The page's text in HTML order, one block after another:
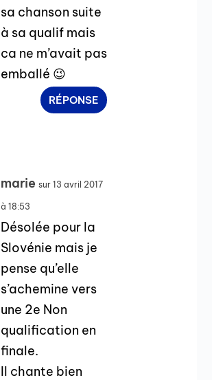
sa chanson suite
à sa qualif mais
ca ne m’avait pas
emballé 😉
RÉPONSE
marie sur 13 avril 2017
à 18:53
Désolée pour la
Slovénie mais je
pense qu’elle
s’achemine vers
une 2e Non
qualification en
finale.
Il chante bien